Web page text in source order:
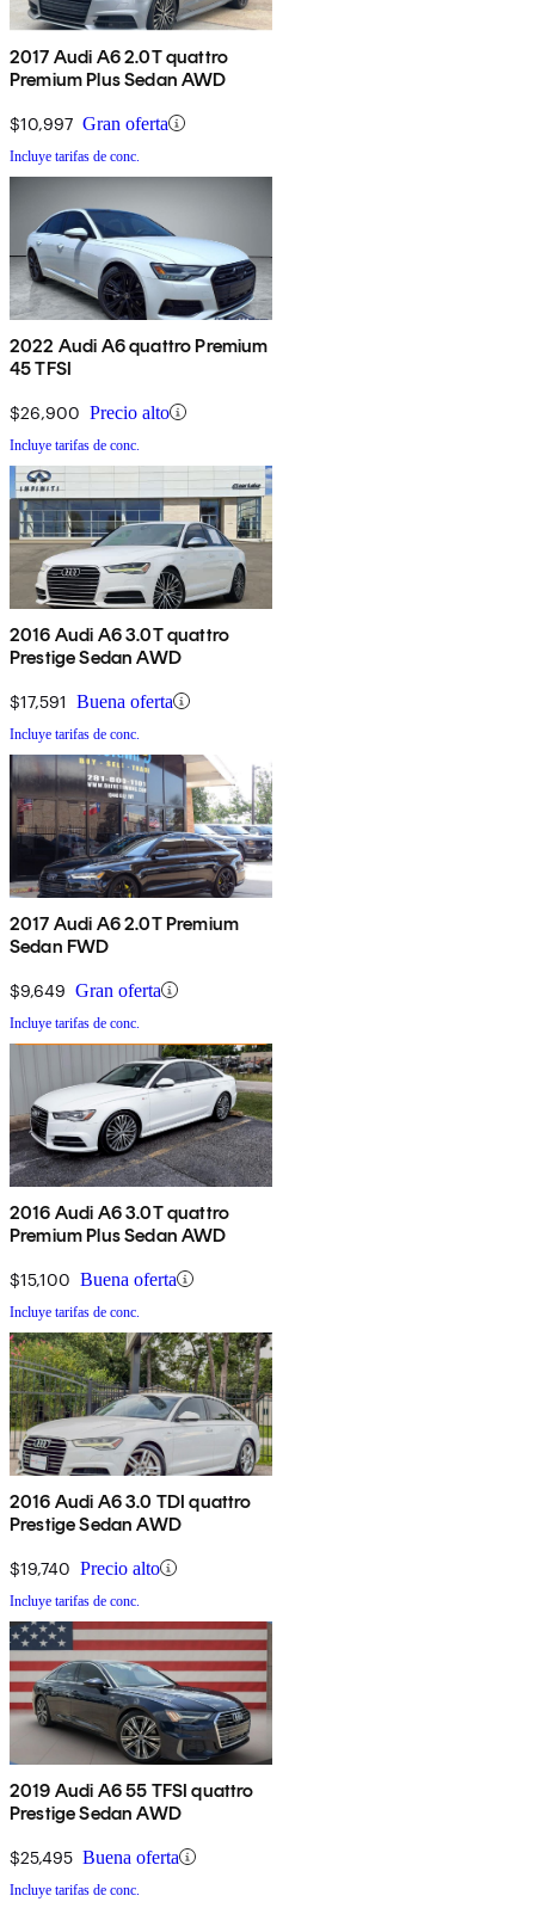
2017 Audi A6 2.0T quattro
Premium Plus Sedan AWD
$10,997 Gran oferta
Incluye tarifas de conc.
2022 Audi A6 quattro Premium
45 TFSI
$26,900 Precio alto
Incluye tarifas de conc.
2016 Audi A6 3.0T quattro
Prestige Sedan AWD
$17,591 Buena oferta
Incluye tarifas de conc.
2017 Audi A6 2.0T Premium
Sedan FWD
$9,649 Gran oferta
Incluye tarifas de conc.
2016 Audi A6 3.0T quattro
Premium Plus Sedan AWD
$15,100 Buena oferta
Incluye tarifas de conc.
2016 Audi A6 3.0 TDI quattro
Prestige Sedan AWD
$19,740 Precio alto
Incluye tarifas de conc.
2019 Audi A6 55 TFSI quattro
Prestige Sedan AWD
$25,495 Buena oferta
Incluye tarifas de conc.